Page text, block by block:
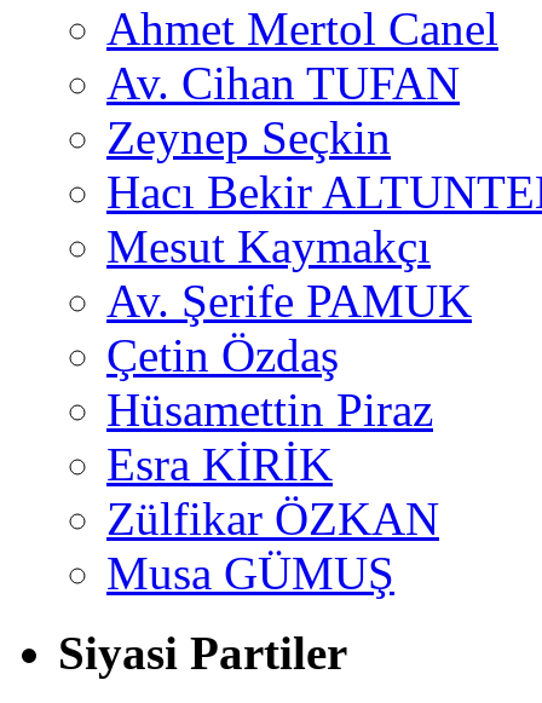
Ahmet Mertol Canel
Av. Cihan TUFAN
Zeynep Seçkin
Hacı Bekir
Mesut Kaymakçı
Av. Şerife PAMUK
Çetin Özdaş
Hüsamettin Piraz
Esra KİRİK
Zülfikar ÖZKAN
Musa GÜMUŞ
Siyasi Partiler